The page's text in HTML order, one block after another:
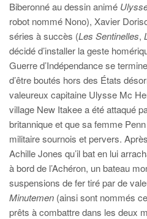
Biberonné au dessin animé
robot nommé Nono), Xavier
séries à succès (Les Sentinelles,
décidé d’installer la geste
Guerre d’Indépendance se
d’être boutés hors des États
valeureux capitaine Ulysse Mc
village New Itakee a été attaqué
britannique et que sa femme
militaire sournois et pervers.
Achille Jones qu’il bat en lui
à bord de l’Achéron, un bateau
suspensions de fer tiré par de
Minutemen (ainsi sont nommés
prêts à combattre dans les deux